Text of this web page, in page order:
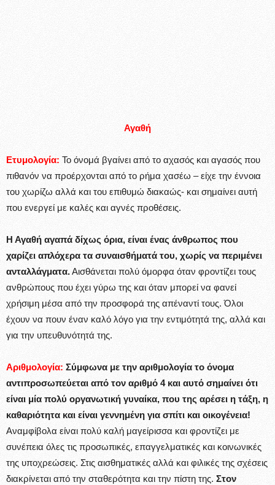
Αγαθή
Ετυμολογία: Το όνομά βγαίνει από το αχασός και αγασός που
πιθανόν να προέρχονται από το ρήμα χασέω – είχε την έννοια
του χωρίζω αλλά και του επιθυμώ διακαώς- και σημαίνει αυτή
που ενεργεί με καλές και αγνές προθέσεις.
Η Αγαθή αγαπά δίχως όρια, είναι ένας άνθρωπος που
χαρίζει απλόχερα τα συναισθήματά του, χωρίς να περιμένει
ανταλλάγματα.Αισθάνεται πολύ όμορφα όταν φροντίζει τους
ανθρώπους που έχει γύρω της και όταν μπορεί να φανεί
χρήσιμη μέσα από την προσφορά της απέναντί τους. Όλοι
έχουν να πουν έναν καλό λόγο για την εντιμότητά της, αλλά και
για την υπευθυνότητά της.
Αριθμολογία: Σύμφωνα με την αριθμολογία το όνομα
αντιπροσωπεύεται από τον αριθμό 4 και αυτό σημαίνει ότι
είναι μία πολύ οργανωτική γυναίκα, που της αρέσει η τάξη, η
καθαριότητα και είναι γεννημένη για σπίτι και οικογένεια!
Αναμφίβολα είναι πολύ καλή μαγείρισσα και φροντίζει με
συνέπεια όλες τις προσωπικές, επαγγελματικές και κοινωνικές
της υποχρεώσεις. Στις αισθηματικές αλλά και φιλικές της σχέσεις
διακρίνεται από την σταθερότητα και την πίστη της. Στον